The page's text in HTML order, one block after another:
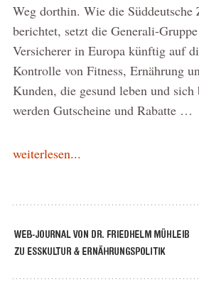
Weg dorthin. Wie die Süddeutsche
berichtet, setzt die Generali-
Versicherer in Europa künftig auf
Kontrolle von Fitness, Ernährung
Kunden, die gesund leben und sich
werden Gutscheine und Rabatte …
weiterlesen...